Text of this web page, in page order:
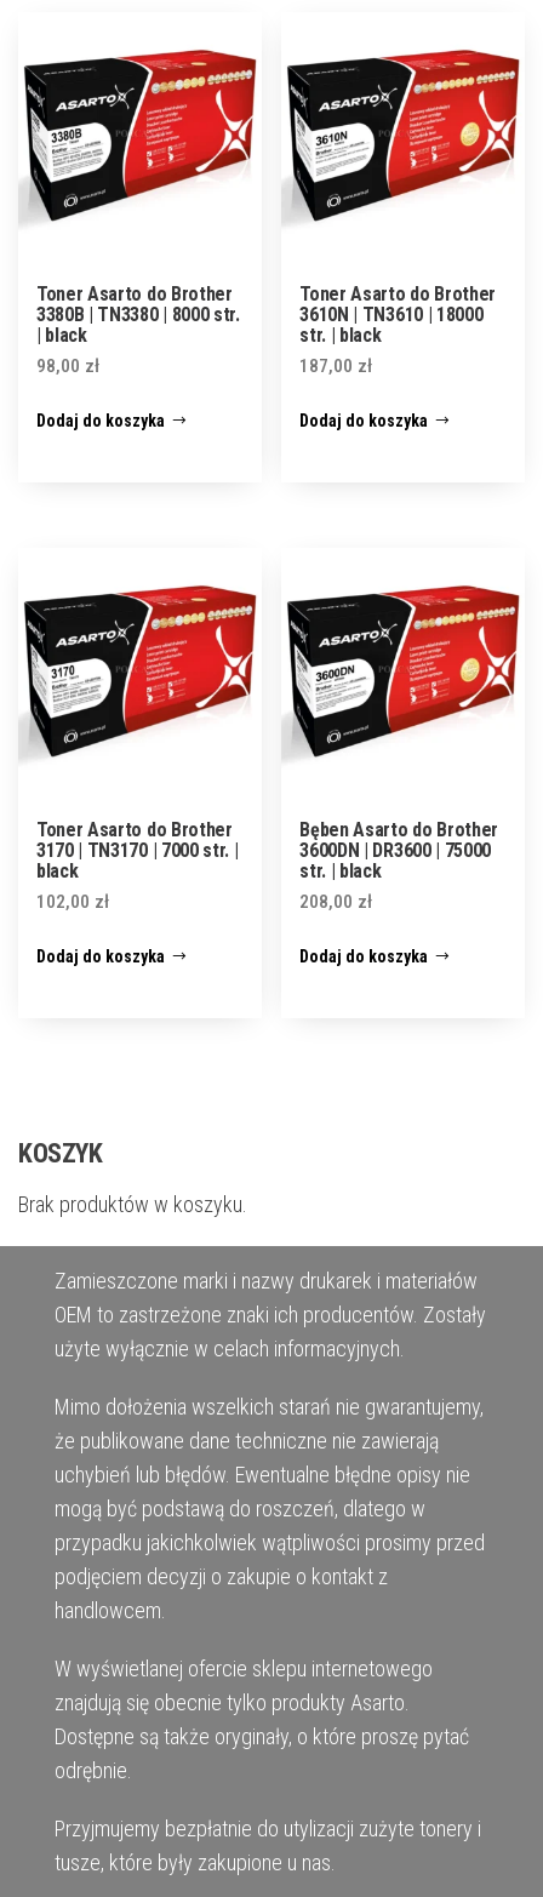
Toner Asarto do Brother
3380B | TN3380 | 8000 str.
| black
98,00 zł
Dodaj do koszyka
Toner Asarto do Brother
3610N | TN3610 | 18000
str. | black
187,00 zł
Dodaj do koszyka
Toner Asarto do Brother
3170 | TN3170 | 7000 str. |
black
102,00 zł
Dodaj do koszyka
Bęben Asarto do Brother
3600DN | DR3600 | 75000
str. | black
208,00 zł
Dodaj do koszyka
KOSZYK
Brak produktów w koszyku.
Zamieszczone marki i nazwy drukarek i materiałów
OEM to zastrzeżone znaki ich producentów. Zostały
użyte wyłącznie w celach informacyjnych.
Mimo dołożenia wszelkich starań nie gwarantujemy,
że publikowane dane techniczne nie zawierają
uchybień lub błędów. Ewentualne błędne opisy nie
mogą być podstawą do roszczeń, dlatego w
przypadku jakichkolwiek wątpliwości prosimy przed
podjęciem decyzji o zakupie o kontakt z
handlowcem.
W wyświetlanej ofercie sklepu internetowego
znajdują się obecnie tylko produkty Asarto.
Dostępne są także oryginały, o które proszę pytać
odrębnie.
Przyjmujemy bezpłatnie do utylizacji zużyte tonery i
tusze, które były zakupione u nas.